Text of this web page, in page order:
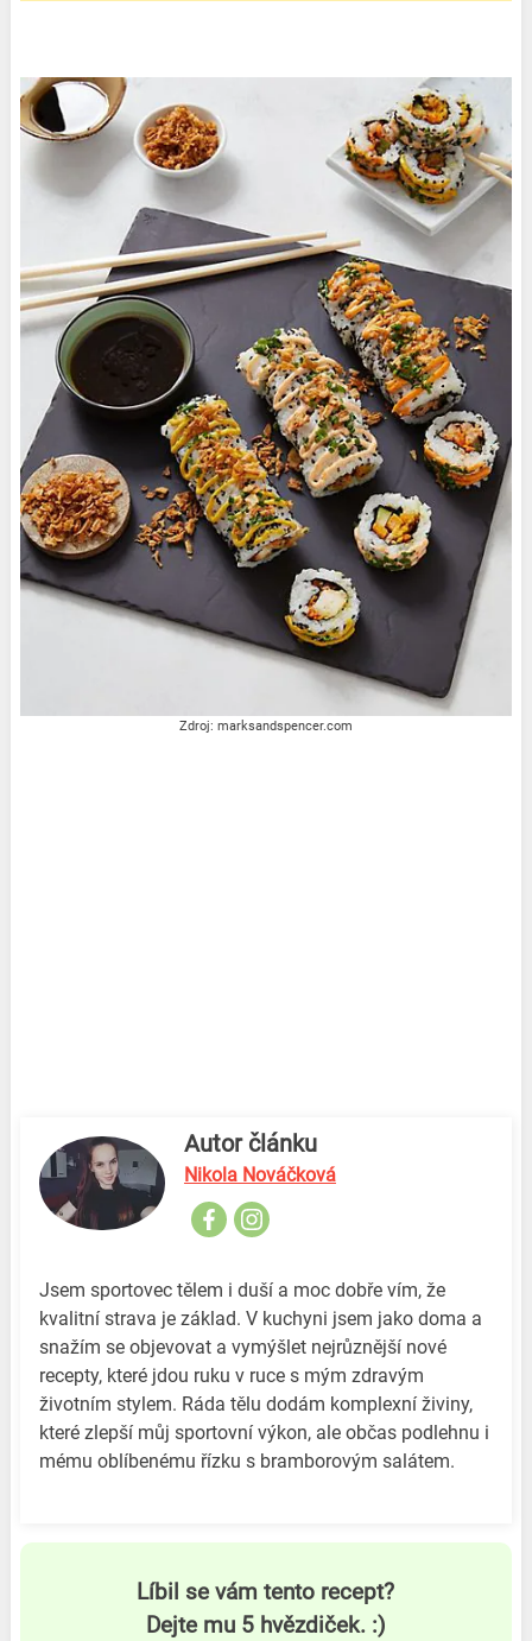
Zdroj: marksandspencer.com
Autor článku
Nikola Nováčková
Jsem sportovec tělem i duší a moc dobře vím, že
kvalitní strava je základ. V kuchyni jsem jako doma a
snažím se objevovat a vymýšlet nejrůznější nové
recepty, které jdou ruku v ruce s mým zdravým
životním stylem. Ráda tělu dodám komplexní živiny,
které zlepší můj sportovní výkon, ale občas podlehnu i
mému oblíbenému řízku s bramborovým salátem.
Líbil se vám tento recept?
Dejte mu 5 hvězdiček. :)